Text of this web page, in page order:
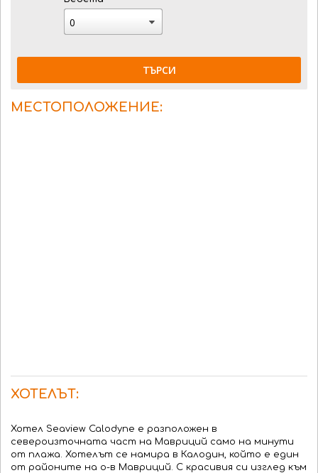
ТЪРСИ
МЕСТОПОЛОЖЕНИЕ:
ХОТЕЛЪТ:
Хотел Seaview Calodyne е разположен в
североизточната част на Мавриций само на минути
от плажа. Хотелът се намира в Калодин, който е един
от районите на о-в Мавриций. С красивия си изглед към